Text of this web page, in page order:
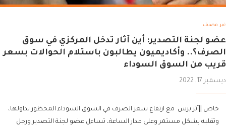
غير مصنف
عضو لجنة التصدير: أين آثار تدخل المركزي في سوق
الصرف؟.. وأكاديميون يطالبون باستلام الحوالات بسعر
قريب من السوق السوداء
ديسمبر 17, 2022
خاص ||أثر برس مع ارتفاع سعر الصرف في السوق السوداء المحظور تداولها،
وتقلبه بشكل مستمر وعلى مدار الساعة، تساءل عضو لجنة التصدير ورجل